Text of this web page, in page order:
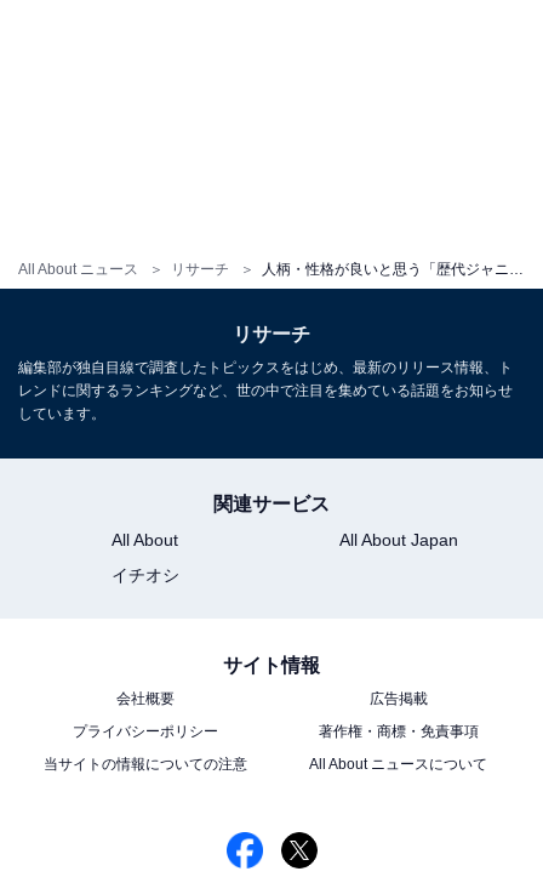
All About ニュース リサーチ
1番ビジュアルが良いと思う「歴代ジャニーズ」
ランキング！ 2位「平野紫耀」、1位は？
1 2 4
リサーチ
編集部が独自目線で調査したトピックスをはじめ、最新のリリース情報、ト
レンドに関するランキングなど、世の中で注目を集めている話題をお知らせ
しています。
関連サービス
All About
All About Japan
イチオシ
サイト情報
会社概要
広告掲載
プライバシーポリシー
著作権・商標・免責事項
当サイトの情報についての注意
All About ニュースについて